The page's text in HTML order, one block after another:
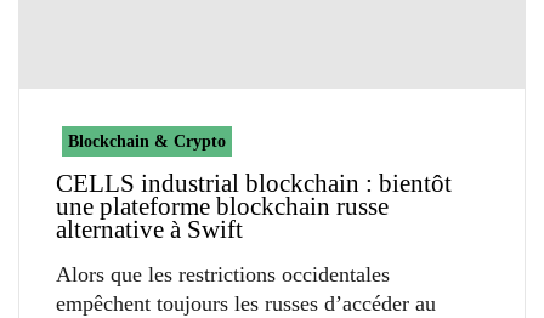
Blockchain & Crypto
CELLS industrial blockchain : bientôt
une plateforme blockchain russe
alternative à Swift
Alors que les restrictions occidentales
empêchent toujours les russes d’accéder au